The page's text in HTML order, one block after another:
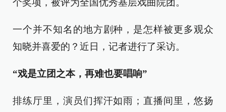
个奖项，被评为全国优秀基层戏曲院团。
一个并不知名的地方剧种，是怎样被更多观众
知晓并喜爱的？近日，记者进行了采访。
“戏是立团之本，再难也要唱响”
排练厅里，演员们挥汗如雨；直播间里，悠扬